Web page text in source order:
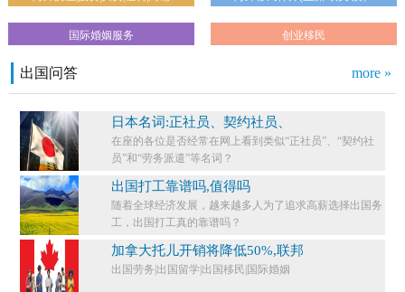
国际婚姻服务 创业移民
出国问答 more »
日本名词:正社员、契约社员、
在座的各位是否经常在网上看到类似“正社员”、“契约社
员”和“劳务派遣”等名词？
出国打工靠谱吗,值得吗
随着全球经济发展，越来越多人为了追求高薪选择出国务
工，出国打工真的靠谱吗？
加拿大托儿开销将降低50%,联邦
出国劳务|出国留学|出国移民|国际婚姻